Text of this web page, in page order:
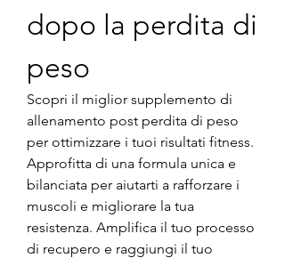
dopo la perdita di
peso
Scopri il miglior supplemento di
allenamento post perdita di peso
per ottimizzare i tuoi risultati fitness.
Approfitta di una formula unica e
bilanciata per aiutarti a rafforzare i
muscoli e migliorare la tua
resistenza. Amplifica il tuo processo
di recupero e raggiungi il tuo